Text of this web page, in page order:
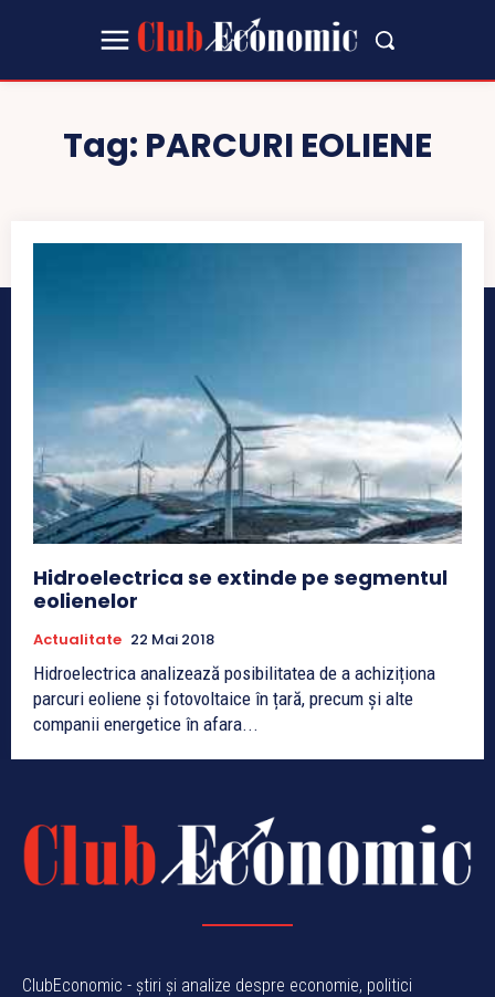
Tag: PARCURI EOLIENE
Hidroelectrica se extinde pe segmentul
eolienelor
Actualitate 22 Mai 2018
Hidroelectrica analizează posibilitatea de a achiziționa
parcuri eoliene și fotovoltaice în țară, precum și alte
companii energetice în afara...
ClubEconomic - știri și analize despre economie, politici